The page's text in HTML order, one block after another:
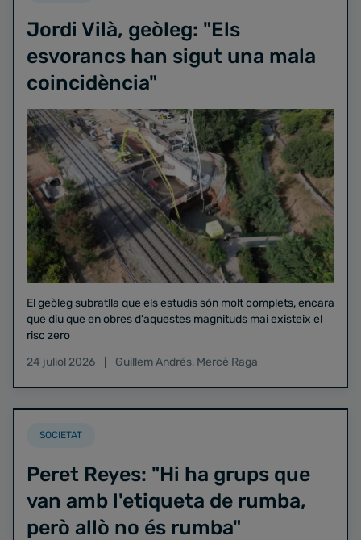
Jordi Vilà, geòleg: "Els
esvorancs han sigut una mala
coincidència"
El geòleg subratlla que els estudis són molt complets, encara
que diu que en obres d'aquestes magnituds mai existeix el
risc zero
24 juliol 2026
Guillem Andrés, Mercè Raga
SOCIETAT
Peret Reyes: "Hi ha grups que
van amb l'etiqueta de rumba,
però allò no és rumba"